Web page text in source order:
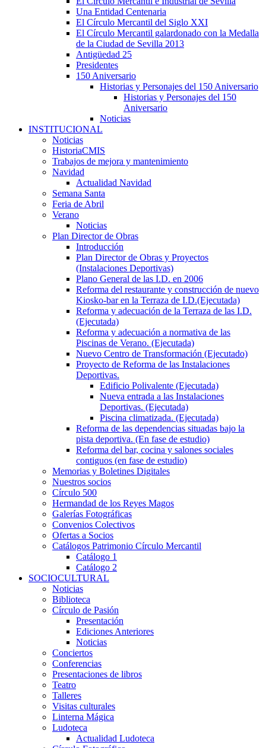
Una Entidad Centenaria
El Círculo Mercantil del Siglo XXI
El Círculo Mercantil galardonado con la Medalla
de la Ciudad de Sevilla 2013
Antigüedad 25
Presidentes
150 Aniversario
Historias y Personajes del 150 Aniversario
Historias y Personajes del 150
Aniversario
Noticias
INSTITUCIONAL
Noticias
HistoriaCMIS
Trabajos de mejora y mantenimiento
Navidad
Actualidad Navidad
Semana Santa
Feria de Abril
Verano
Noticias
Plan Director de Obras
Introducción
Plan Director de Obras y Proyectos
(Instalaciones Deportivas)
Plano General de las I.D. en 2006
Reforma del restaurante y construcción de nuevo
Kiosko-bar en la Terraza de I.D.(Ejecutada)
Reforma y adecuación de la Terraza de las I.D.
(Ejecutada)
Reforma y adecuación a normativa de las
Piscinas de Verano. (Ejecutada)
Nuevo Centro de Transformación (Ejecutado)
Proyecto de Reforma de las Instalaciones
Deportivas.
Edificio Polivalente (Ejecutada)
Nueva entrada a las Instalaciones
Deportivas. (Ejecutada)
Piscina climatizada. (Ejecutada)
Reforma de las dependencias situadas bajo la
pista deportiva. (En fase de estudio)
Reforma del bar, cocina y salones sociales
contiguos (en fase de estudio)
Memorias y Boletines Digitales
Nuestros socios
Círculo 500
Hermandad de los Reyes Magos
Galerías Fotográficas
Convenios Colectivos
Ofertas a Socios
Catálogos Patrimonio Círculo Mercantil
Catálogo 1
Catálogo 2
SOCIOCULTURAL
Noticias
Biblioteca
Círculo de Pasión
Presentación
Ediciones Anteriores
Noticias
Conciertos
Conferencias
Presentaciones de libros
Teatro
Talleres
Visitas culturales
Linterna Mágica
Ludoteca
Actualidad Ludoteca